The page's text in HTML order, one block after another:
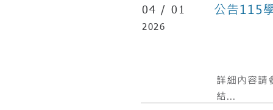
04 / 01
2026
公告115
詳細內容請
結...